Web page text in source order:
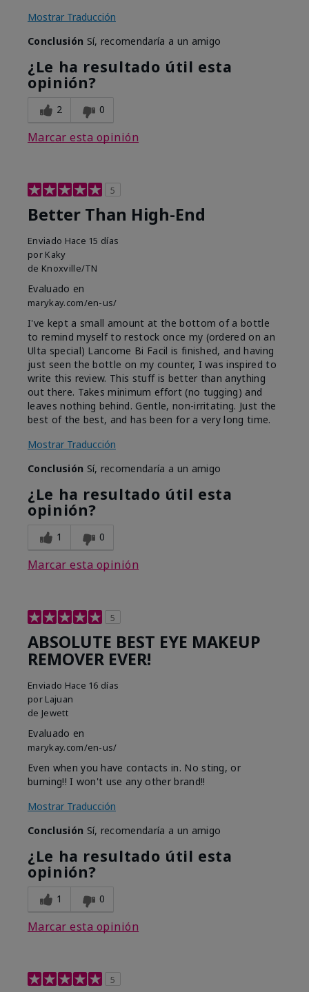
Mostrar Traducción
Conclusión Sí, recomendaría a un amigo
¿Le ha resultado útil esta
opinión?
2 0
Marcar esta opinión
5
Better Than High-End
Enviado Hace 15 días
por Kaky
de Knoxville/TN
Evaluado en
marykay.com/en-us/
I've kept a small amount at the bottom of a bottle
to remind myself to restock once my (ordered on an
Ulta special) Lancome Bi Facil is finished, and having
just seen the bottle on my counter, I was inspired to
write this review. This stuff is better than anything
out there. Takes minimum effort (no tugging) and
leaves nothing behind. Gentle, non-irritating. Just the
best of the best, and has been for a very long time.
Mostrar Traducción
Conclusión Sí, recomendaría a un amigo
¿Le ha resultado útil esta
opinión?
1 0
Marcar esta opinión
5
ABSOLUTE BEST EYE MAKEUP
REMOVER EVER!
Enviado Hace 16 días
por Lajuan
de Jewett
Evaluado en
marykay.com/en-us/
Even when you have contacts in. No sting, or
burning!! I won't use any other brand!!
Mostrar Traducción
Conclusión Sí, recomendaría a un amigo
¿Le ha resultado útil esta
opinión?
1 0
Marcar esta opinión
5